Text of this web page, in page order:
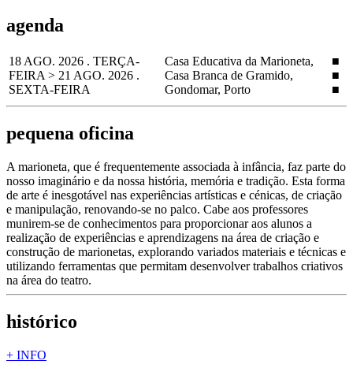
agenda
18 AGO. 2026 . TERÇA-
FEIRA > 21 AGO. 2026 .
SEXTA-FEIRA
Casa Educativa da Marioneta,
Casa Branca de Gramido,
Gondomar, Porto
■
■
■
pequena oficina
A marioneta, que é frequentemente associada à infância, faz parte do
nosso imaginário e da nossa história, memória e tradição. Esta forma
de arte é inesgotável nas experiências artísticas e cénicas, de criação
e manipulação, renovando-se no palco. Cabe aos professores
munirem-se de conhecimentos para proporcionar aos alunos a
realização de experiências e aprendizagens na área de criação e
construção de marionetas, explorando variados materiais e técnicas e
utilizando ferramentas que permitam desenvolver trabalhos criativos
na área do teatro.
histórico
+ INFO